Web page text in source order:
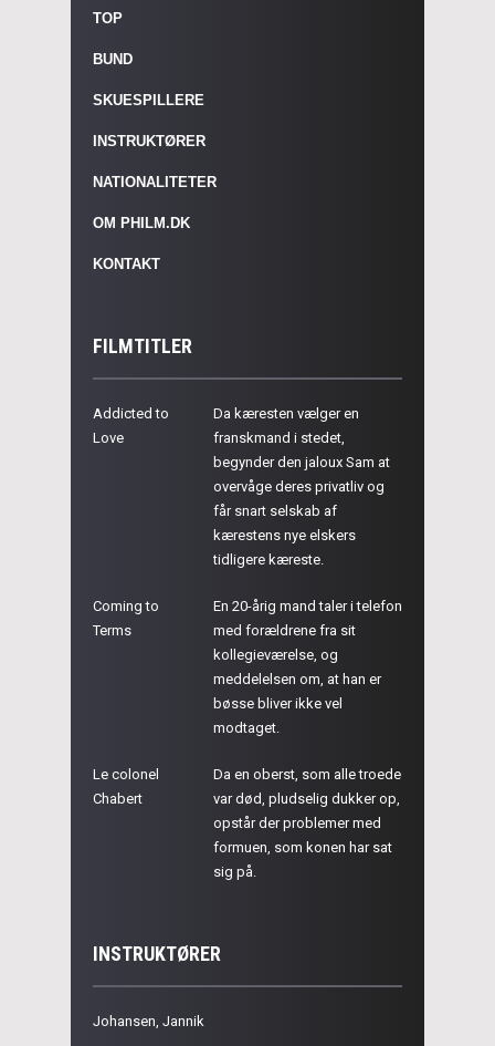
TOP
BUND
SKUESPILLERE
INSTRUKTØRER
NATIONALITETER
OM PHILM.DK
KONTAKT
FILMTITLER
Addicted to
Love
Da kæresten vælger en
franskmand i stedet,
begynder den jaloux Sam at
overvåge deres privatliv og
får snart selskab af
kærestens nye elskers
tidligere kæreste.
Coming to
Terms
En 20-årig mand taler i telefon
med forældrene fra sit
kollegieværelse, og
meddelelsen om, at han er
bøsse bliver ikke vel
modtaget.
Le colonel
Chabert
Da en oberst, som alle troede
var død, pludselig dukker op,
opstår der problemer med
formuen, som konen har sat
sig på.
INSTRUKTØRER
Johansen, Jannik